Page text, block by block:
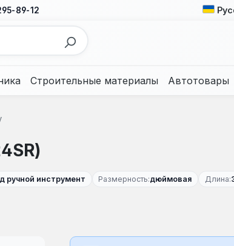
89-12
Строительные материалы Автотовары
ручной инструмент Размерность:дюймовая Длина: